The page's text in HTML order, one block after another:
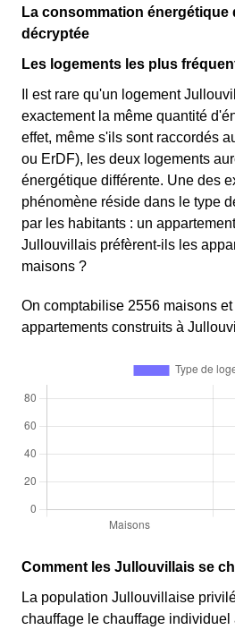
La consommation énergétique
décryptée
Les logements les plus
Il est rare qu'un logement
exactement la même quantité
effet, même s'ils sont raccordés
ou ErDF), les deux logements
énergétique différente. Une des
phénomène réside dans le type
par les habitants : un
Jullouvillais préfèrent-ils les
maisons ?
On comptabilise 2556 maisons
appartements construits à
Comment les Jullouvillais se
La population Jullouvillaise
chauffage le chauffage